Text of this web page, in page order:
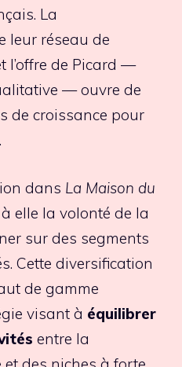
La
leur réseau de
l’offre de Picard —
— ouvre de
de croissance pour
dans La Maison du
elle la volonté de la
sur des segments
Cette diversification
de gamme
visant à équilibrer
entre la